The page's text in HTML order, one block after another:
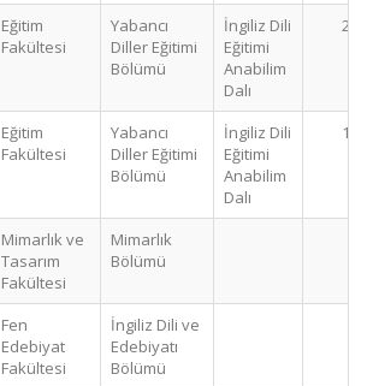
Eğitim
Fakültesi
Yabancı
Diller Eğitimi
Bölümü
İngiliz Dili
Eğitimi
Anabilim
Dalı
20
Eğitim
Fakültesi
Yabancı
Diller Eğitimi
Bölümü
İngiliz Dili
Eğitimi
Anabilim
Dalı
12
Mimarlık ve
Tasarım
Fakültesi
Mimarlık
Bölümü
Fen
Edebiyat
Fakültesi
İngiliz Dili ve
Edebiyatı
Bölümü